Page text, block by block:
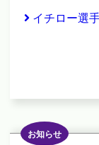
イチロー選
お知らせ